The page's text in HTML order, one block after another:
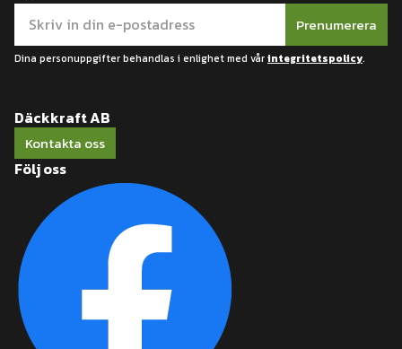
Prenumerera
Dina personuppgifter behandlas i enlighet med vårintegritetspolicy.
Däckkraft AB
Kontakta oss
Följ oss